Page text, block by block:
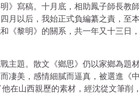
》寫稿。十月底，相助鳳子師長教
以后，我始正式負編纂之責，至
《黎明》的關系，共一年又十三日
主題。散文《鄉思》仍以家鄉為題
凄美，感情細膩而逼真，被選進《
在山西親歷的素材，經沈從文筆削